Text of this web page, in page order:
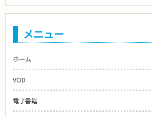
メニュー
ホーム
VOD
電子書籍